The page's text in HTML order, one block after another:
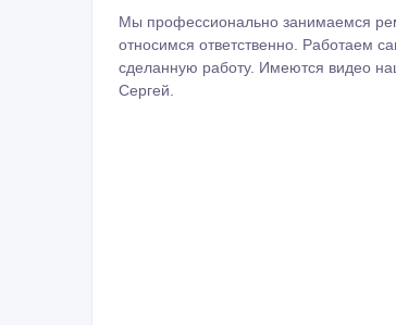
Мы профессионально занимаемся
относимся ответственно. Работаем
сделанную работу. Имеются видео
Сергей.